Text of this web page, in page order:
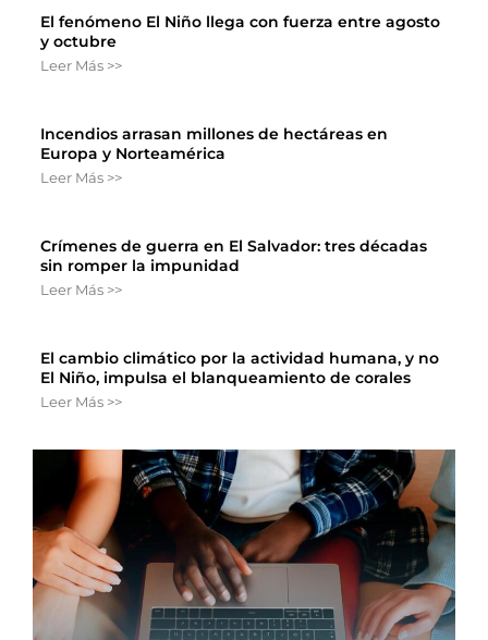
El fenómeno El Niño llega con fuerza entre agosto
y octubre
Leer Más >>
Incendios arrasan millones de hectáreas en
Europa y Norteamérica
Leer Más >>
Crímenes de guerra en El Salvador: tres décadas
sin romper la impunidad
Leer Más >>
El cambio climático por la actividad humana, y no
El Niño, impulsa el blanqueamiento de corales
Leer Más >>